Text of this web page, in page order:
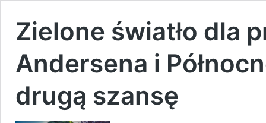
Zielone światło dla
Andersena i
drugą szansę